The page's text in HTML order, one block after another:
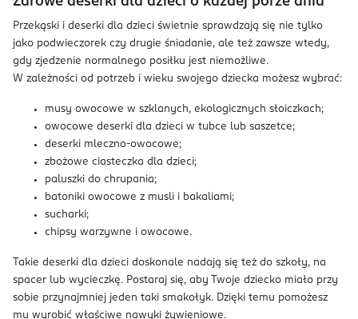
Przekąski i deserki dla dzieci świetnie sprawdzają się nie tylko
jako podwieczorek czy drugie śniadanie, ale też zawsze wtedy,
gdy zjedzenie normalnego posiłku jest niemożliwe.
W zależności od potrzeb i wieku swojego dziecka możesz wybrać:
musy owocowe w szklanych, ekologicznych słoiczkach;
owocowe deserki dla dzieci w tubce lub saszetce;
deserki mleczno-owocowe;
zbożowe ciasteczka dla dzieci;
paluszki do chrupania;
batoniki owocowe z musli i bakaliami;
sucharki;
chipsy warzywne i owocowe.
Takie deserki dla dzieci doskonale nadają się też do szkoły, na
spacer lub wycieczkę. Postaraj się, aby Twoje dziecko miało przy
sobie przynajmniej jeden taki smakołyk. Dzięki temu pomożesz
mu wyrobić właściwe nawyki żywieniowe.